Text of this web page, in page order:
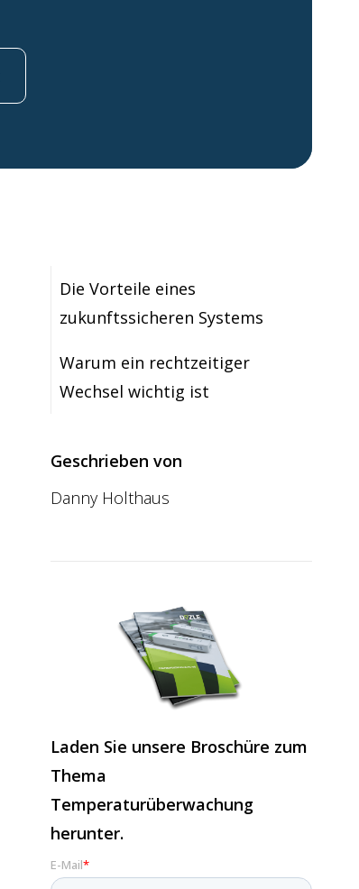
Die Vorteile eines
zukunftssicheren Systems
Warum ein rechtzeitiger
Wechsel wichtig ist
Geschrieben von
Danny Holthaus
Laden Sie unsere Broschüre zum
Thema
Temperaturüberwachung
herunter.